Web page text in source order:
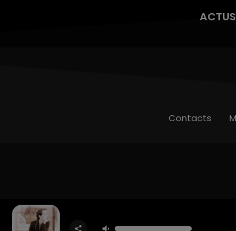
ACTUS
Contacts